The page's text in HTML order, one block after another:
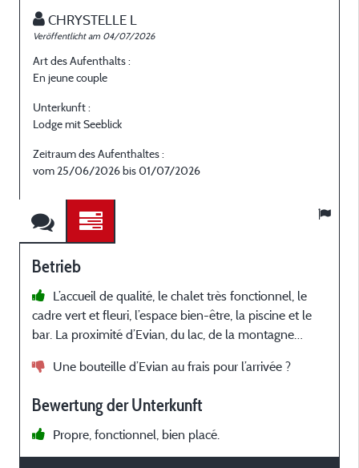
CHRYSTELLE L
Veröffentlicht am 04/07/2026
Art des Aufenthalts :
En jeune couple
Unterkunft :
Lodge mit Seeblick
Zeitraum des Aufenthaltes :
vom 25/06/2026 bis 01/07/2026
Betrieb
L’accueil de qualité, le chalet très fonctionnel, le
cadre vert et fleuri, l’espace bien-être, la piscine et le
bar. La proximité d’Evian, du lac, de la montagne…
Une bouteille d’Evian au frais pour l’arrivée ?
Bewertung der Unterkunft
Propre, fonctionnel, bien placé.